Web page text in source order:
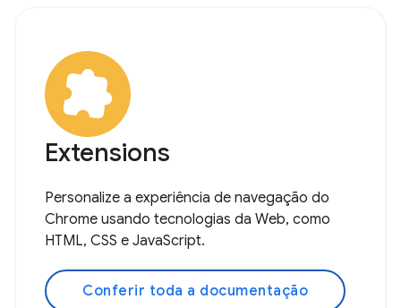
Extensions
Personalize a experiência de navegação do
Chrome usando tecnologias da Web, como
HTML, CSS e JavaScript.
Conferir toda a documentação